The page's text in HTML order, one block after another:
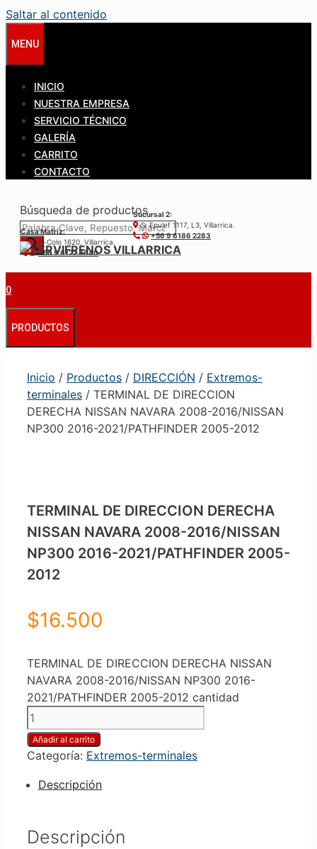
Saltar al contenido
MENU
INICIO
NUESTRA EMPRESA
SERVICIO TÉCNICO
GALERÍA
CARRITO
CONTACTO
Búsqueda de productos
Casa Matríz:
Colo-Colo 1620, Villarrica.
+56 9 6122 3840
Sucursal 2:
S. Epulef 1117, L3, Villarrica.
+56 9 6186 2283
0
PRODUCTOS
Inicio / Productos / DIRECCIÓN / Extremos-
terminales / TERMINAL DE DIRECCION
DERECHA NISSAN NAVARA 2008-2016/NISSAN
NP300 2016-2021/PATHFINDER 2005-2012
TERMINAL DE DIRECCION DERECHA
NISSAN NAVARA 2008-2016/NISSAN
NP300 2016-2021/PATHFINDER 2005-
2012
$16.500
TERMINAL DE DIRECCION DERECHA NISSAN
NAVARA 2008-2016/NISSAN NP300 2016-
2021/PATHFINDER 2005-2012 cantidad
Añadir al carrito
Categoría: Extremos-terminales
Descripción
Descripción